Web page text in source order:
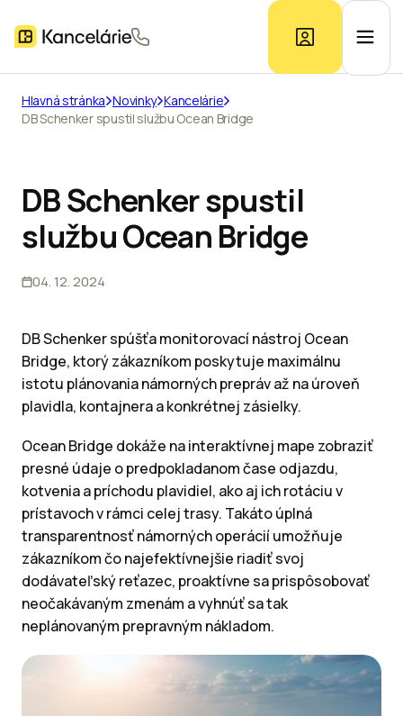
Ponuka kancelárií
Prieskum trhu
Kontakt
Hlavná stránka Novinky Kancelárie
DB Schenker spustil službu Ocean Bridge
DB Schenker spustil
službu Ocean Bridge
04. 12. 2024
DB Schenker spúšťa monitorovací nástroj Ocean
Bridge, ktorý zákazníkom poskytuje maximálnu
istotu plánovania námorných prepráv až na úroveň
plavidla, kontajnera a konkrétnej zásielky.
Ocean Bridge dokáže na interaktívnej mape zobraziť
presné údaje o predpokladanom čase odjazdu,
kotvenia a príchodu plavidiel, ako aj ich rotáciu v
prístavoch v rámci celej trasy. Takáto úplná
transparentnosť námorných operácií umožňuje
zákazníkom čo najefektívnejšie riadiť svoj
dodávateľský reťazec, proaktívne sa prispôsobovať
neočakávaným zmenám a vyhnúť sa tak
neplánovaným prepravným nákladom.